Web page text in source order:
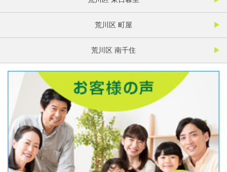
荒川区 町屋
荒川区 南千住